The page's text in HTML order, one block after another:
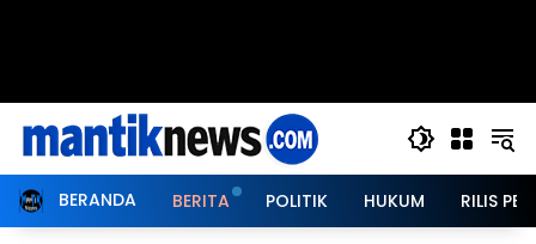
BERANDA BERITA POLITIK HUKUM RILIS